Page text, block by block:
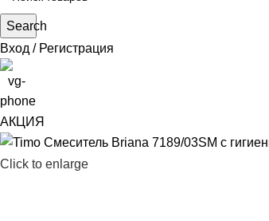
Search
Вход / Регистрация
АКЦИЯ
Click to enlarge